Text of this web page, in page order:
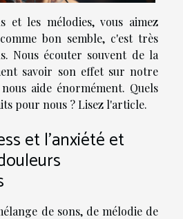
et les mélodies, vous aimez
bon semble, c'est très
Nous écouter souvent de la
savoir son effet sur notre
aide énormément. Quels
pour nous ? Lisez l'article.
et l'anxiété et
de sons, de mélodie de